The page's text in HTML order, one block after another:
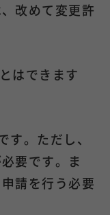
改めて変更許
はできます
。ただし、
要です。ま
請を行う必要